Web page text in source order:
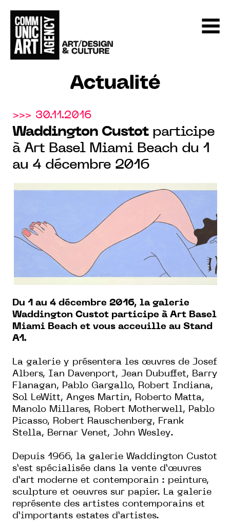
Actualité
>>> 30.11.2016
Waddington Custotparticipe
à Art Basel Miami Beach du 1
au 4 décembre 2016
Du 1 au 4 décembre 2016, la galerie
Waddington Custot participe à Art Basel
Miami Beach et vous acceuille au Stand
A1.
La galerie y présentera les œuvres de Josef
Albers, Ian Davenport, Jean Dubuffet, Barry
Flanagan, Pablo Gargallo, Robert Indiana,
Sol LeWitt, Anges Martin, Roberto Matta,
Manolo Millares, Robert Motherwell, Pablo
Picasso, Robert Rauschenberg, Frank
Stella, Bernar Venet, John Wesley.
Depuis 1966, la galerie Waddington Custot
s’est spécialisée dans la vente d’œuvres
d’art moderne et contemporain : peinture,
sculpture et oeuvres sur papier. La galerie
représente des artistes contemporains et
d’importants estates d’artistes.